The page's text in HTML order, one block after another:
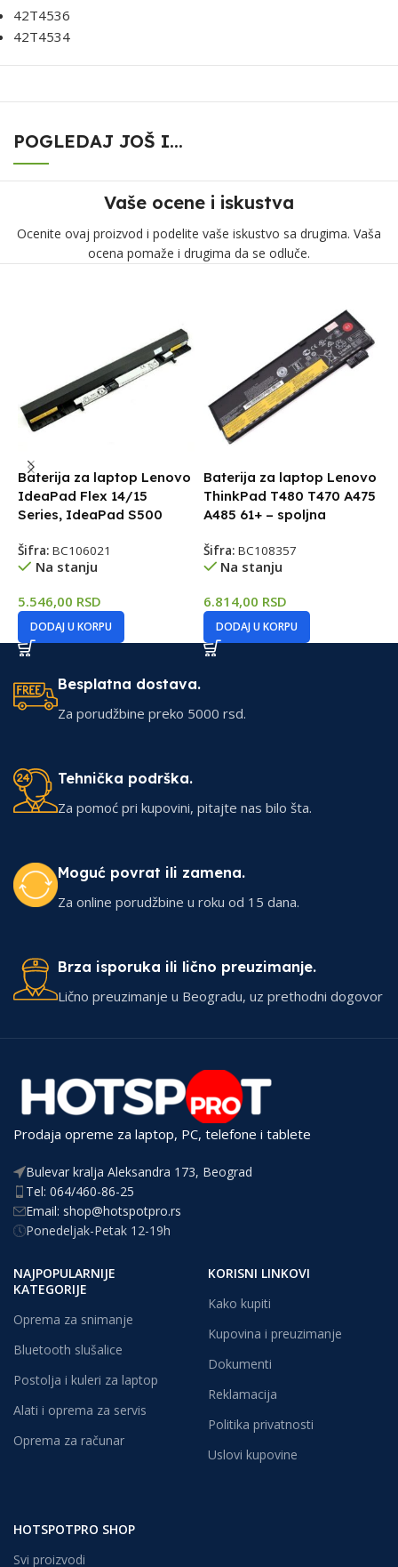
42T4536
42T4534
POGLEDAJ JOŠ I...
Vaše ocene i iskustva
Ocenite ovaj proizvod i podelite vaše iskustvo sa drugima. Vaša
ocena pomaže i drugima da se odluče.
Baterija za laptop Lenovo
IdeaPad Flex 14/15
Series, IdeaPad S500
Šifra: BC106021
Na stanju
5.546,00 RSD
DODAJ U KORPU
Baterija za laptop Lenovo
ThinkPad T480 T470 A475
A485 61+ – spoljna
Šifra: BC108357
Na stanju
6.814,00 RSD
DODAJ U KORPU
Besplatna dostava.
Za porudžbine preko 5000 rsd.
Tehnička podrška.
Za pomoć pri kupovini, pitajte nas bilo šta.
Moguć povrat ili zamena.
Za online porudžbine u roku od 15 dana.
Brza isporuka ili lično preuzimanje.
Lično preuzimanje u Beogradu, uz prethodni dogovor
Prodaja opreme za laptop, PC, telefone i tablete
Bulevar kralja Aleksandra 173, Beograd
Tel: 064/460-86-25
Email: shop@hotspotpro.rs
Ponedeljak-Petak 12-19h
NAJPOPULARNIJE
KATEGORIJE
Oprema za snimanje
Bluetooth slušalice
Postolja i kuleri za laptop
Alati i oprema za servis
Oprema za računar
KORISNI LINKOVI
Kako kupiti
Kupovina i preuzimanje
Dokumenti
Reklamacija
Politika privatnosti
Uslovi kupovine
HOTSPOTPRO SHOP
Svi proizvodi